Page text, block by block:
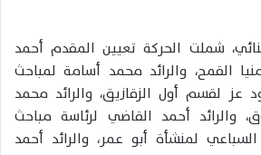
شملت الحركة تعيين المقدم أحمد
القمح، والرائد محمد أسامة لمباحث
عز لقسم أول الزقازيق، والرائد محمد
والرائد أحمد القاضي لرئاسة مباحث
السباعي لمنشأة أبو عمر، والرائد أحمد